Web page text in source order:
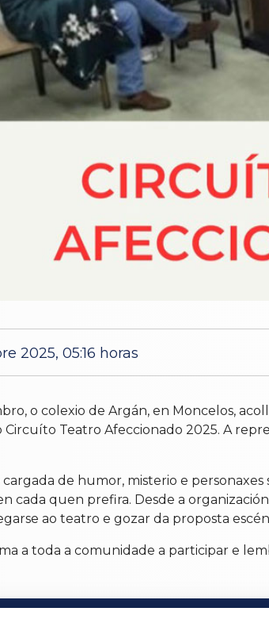
2025, 05:16 horas
o colexio de Argán, en Moncelos,
Teatro Afeccionado 2025. A
de humor, misterio e
cada quen prefira. Desde a
ao teatro e gozar da proposta
a toda a comunidade a participar e